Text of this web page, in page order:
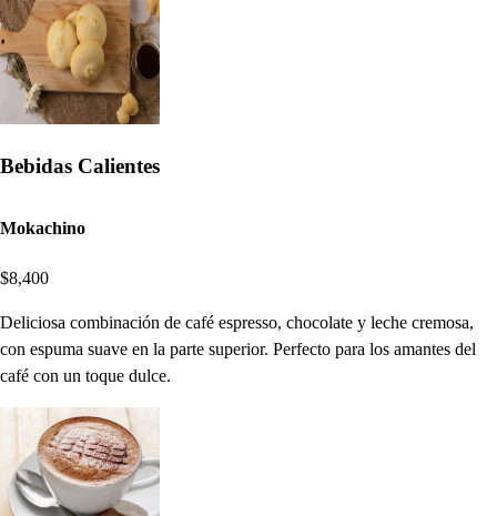
Bebidas Calientes
Mokachino
$8,400
Deliciosa combinación de café espresso, chocolate y leche cremosa,
con espuma suave en la parte superior. Perfecto para los amantes del
café con un toque dulce.